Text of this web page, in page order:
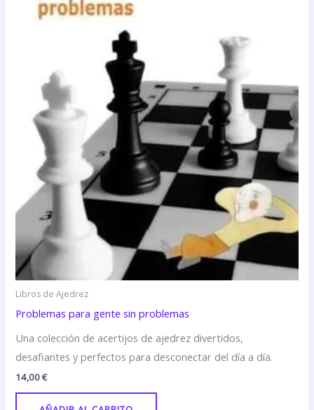
Libros de Ajedrez
Problemas para gente sin problemas
Una colección de acertijos de ajedrez divertidos,
desafiantes y perfectos para desconectar del día a día.
14,00€